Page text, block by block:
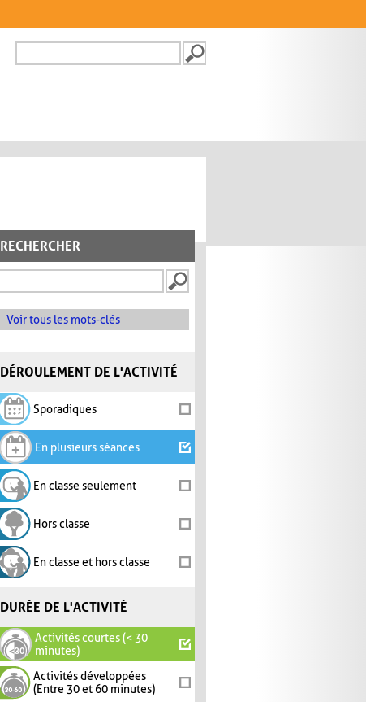
FORMULAIRE DE
RECHERCHER
Voir tous les mots-clés
DÉROULEMENT DE L'ACTIVITÉ
Sporadiques
En plusieurs séances
En classe seulement
Hors classe
En classe et hors classe
DURÉE DE L'ACTIVITÉ
Activités courtes (< 30
minutes)
Activités développées
(Entre 30 et 60 minutes)